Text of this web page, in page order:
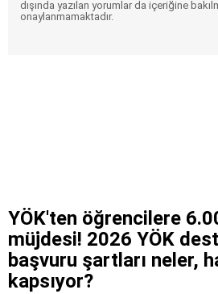
dışında yazılan yorumlar da içeriğine
onaylanmamaktadır.
YÖK'ten öğrencilere
müjdesi! 2026 YÖK
başvuru şartları neler,
kapsıyor?